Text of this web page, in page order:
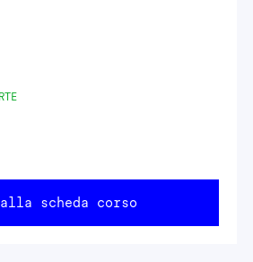
scheda corso